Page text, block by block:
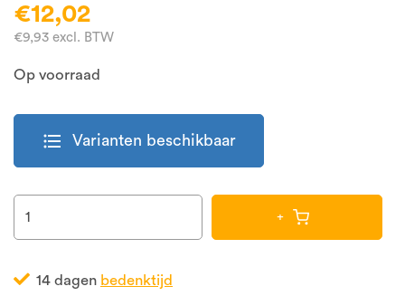
€12,02
€9,93 excl. BTW
Op voorraad
format_list_bulleted Varianten beschikbaar
+
14 dagen bedenktijd